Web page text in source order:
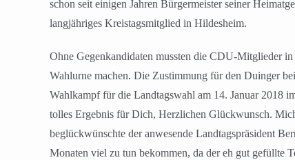
schon seit einigen Jahren Bürgermeister seiner
langjähriges Kreistagsmitglied in Hildesheim.
Ohne Gegenkandidaten mussten die CDU-Mitglieder
Wahlurne machen. Die Zustimmung für den Duinger
Wahlkampf für die Landtagswahl am 14. Januar 2018
tolles Ergebnis für Dich, Herzlichen Glückwunsch.
beglückwünschte der anwesende Landtagspräsident
Monaten viel zu tun bekommen, da der eh gut gefüllte